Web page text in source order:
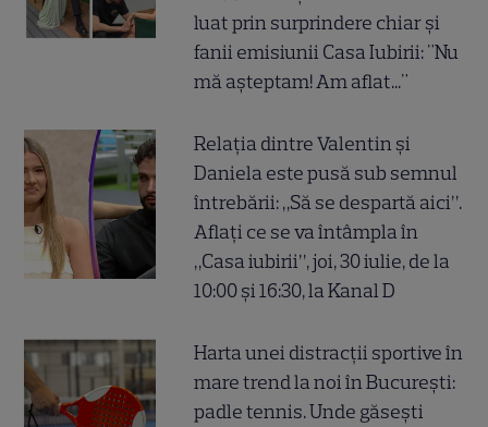
luat prin surprindere chiar și
fanii emisiunii Casa Iubirii: "Nu
mă așteptam! Am aflat..."
Relația dintre Valentin și
Daniela este pusă sub semnul
întrebării: „Să se despartă aici”.
Aflați ce se va întâmpla în
„Casa iubirii”, joi, 30 iulie, de la
10:00 și 16:30, la Kanal D
Harta unei distracții sportive în
mare trend la noi în București:
padle tennis. Unde găsești